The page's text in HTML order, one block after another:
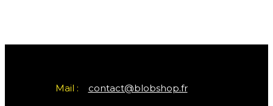
Mail : contact@blobshop.fr